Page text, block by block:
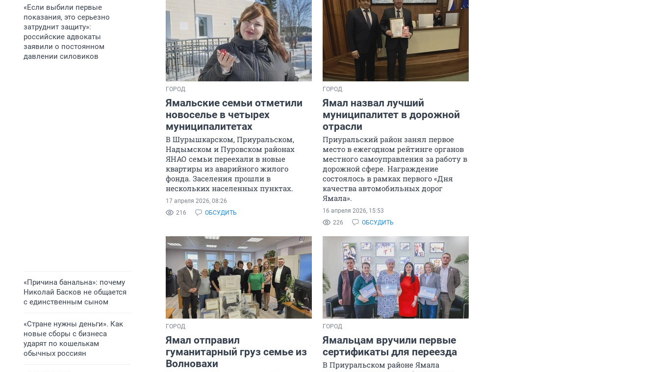
«Если выбили первые
показания, это серьезно
затруднит защиту»:
российские адвокаты
заявили о постоянном
давлении силовиков
«Причина банальна»: почему
Николай Басков не общается
с единственным сыном
«Стране нужны деньги». Как
новые сборы с бизнеса
ударят по кошелькам
обычных россиян
ГОРОД
Ямальские семьи отметили
новоселье в четырех
муниципалитетах
В Шурышкарском, Приуральском,
Надымском и Пуровском районах
ЯНАО семьи переехали в новые
квартиры из аварийного жилого
фонда. Заселения прошли в
нескольких населенных пунктах.
216 ОБСУДИТЬ
17 апреля 2026, 08:26
ГОРОД
Ямал назвал лучший
муниципалитет в дорожной
отрасли
Приуральский район занял первое
место в ежегодном рейтинге органов
местного самоуправления за работу в
дорожной сфере. Награждение
состоялось в рамках первого «Дня
качества автомобильных дорог
Ямала».
226 ОБСУДИТЬ
16 апреля 2026, 15:53
ГОРОД
Ямал отправил
гуманитарный груз семье из
Волновахи
ГОРОД
Ямальцам вручили первые
сертификаты для переезда
В Приуральском районе Ямала